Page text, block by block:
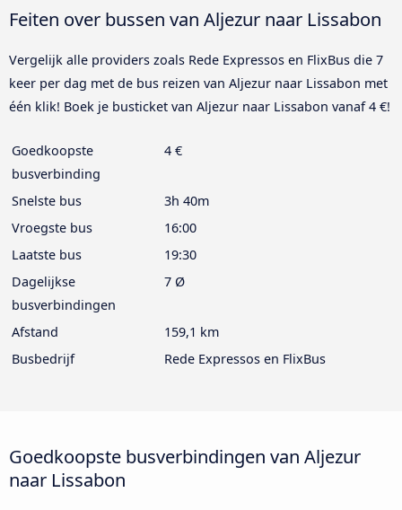
Feiten over bussen van Aljezur naar Lissabon
Vergelijk alle providers zoals Rede Expressos en FlixBus die 7
keer per dag met de bus reizen van Aljezur naar Lissabon met
één klik! Boek je busticket van Aljezur naar Lissabon vanaf 4 €!
Goedkoopste
busverbinding
4 €
Snelste bus
3h 40m
Vroegste bus
16:00
Laatste bus
19:30
Dagelijkse
busverbindingen
7 Ø
Afstand
159,1 km
Busbedrijf
Rede Expressos en FlixBus
Goedkoopste busverbindingen van Aljezur
naar Lissabon